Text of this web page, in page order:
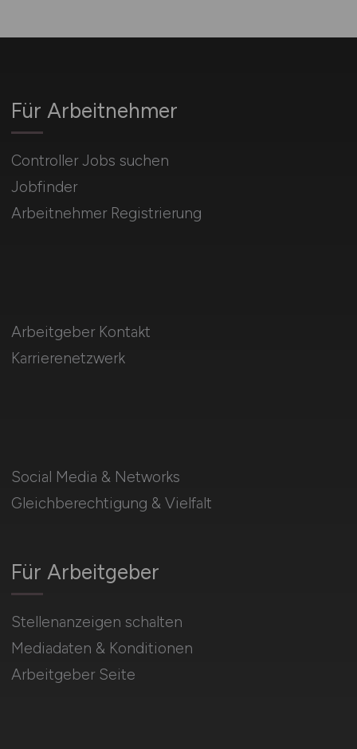
Für Arbeitnehmer
Controller Jobs suchen
Jobfinder
Arbeitnehmer Registrierung
Social Media & Networks
Gleichberechtigung & Vielfalt
Für Arbeitgeber
Stellenanzeigen schalten
Mediadaten & Konditionen
Arbeitgeber Seite
Arbeitgeber Kontakt
Karrierenetzwerk